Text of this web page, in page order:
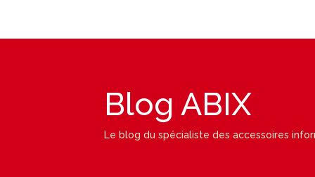
Blog ABIX
Le blog du spécialiste des accessoires